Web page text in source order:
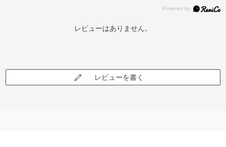
レビューはありません。
レビューを書く